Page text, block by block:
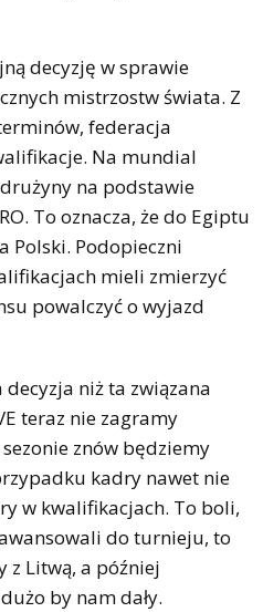
decyzję w sprawie
mistrzostw świata. Z
federacja
Na mundial
na podstawie
To oznacza, że do Egiptu
Polski. Podopieczni
mieli zmierzyć
powalczyć o wyjazd
niż ta związana
teraz nie zagramy
znów będziemy
kadry nawet nie
w kwalifikacjach. To boli,
do turnieju, to
z Litwą, a później
by nam dały.